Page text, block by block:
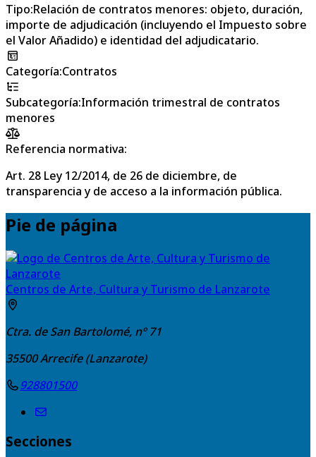
Tipo:Relación de contratos menores: objeto, duración,
importe de adjudicación (incluyendo el Impuesto sobre
el Valor Añadido) e identidad del adjudicatario.
Categoría:Contratos
Subcategoría:Información trimestral de contratos
menores
Referencia normativa:
Art. 28 Ley 12/2014, de 26 de diciembre, de
transparencia y de acceso a la información pública.
Pie de página
Centros de Arte, Cultura y Turismo de Lanzarote
Ctra. de San Bartolomé, nº 71
35500Arrecife (Lanzarote)
928801500
Secciones